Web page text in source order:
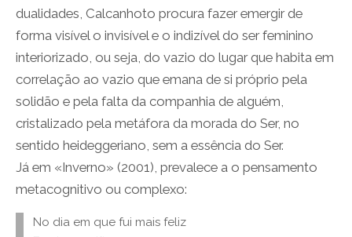
dualidades, Calcanhoto procura fazer emergir de
forma visível o invisível e o indizível do ser feminino
interiorizado, ou seja, do vazio do lugar que habita em
correlação ao vazio que emana de si próprio pela
solidão e pela falta da companhia de alguém,
cristalizado pela metáfora da morada do Ser, no
sentido heideggeriano, sem a essência do Ser.
Já em «Inverno» (2001), prevalece a o pensamento
metacognitivo ou complexo:
No dia em que fui mais feliz